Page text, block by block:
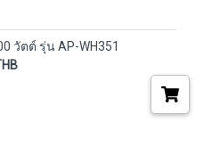
วัตต์ รุ่น AP-WH351